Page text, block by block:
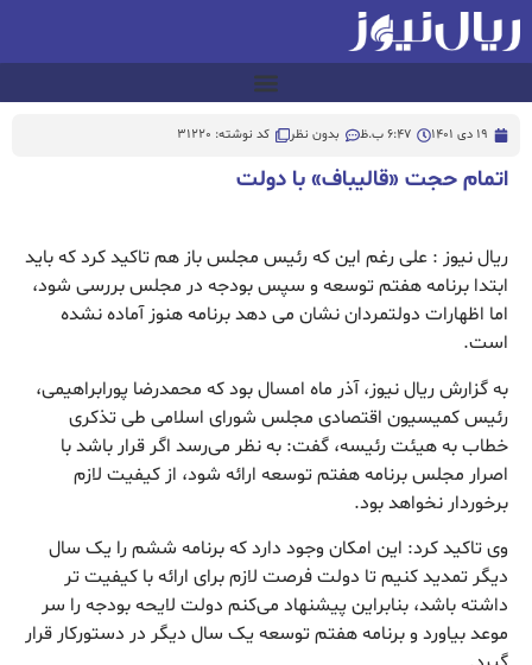
19 دی 1401 6:47 ب.ظ بدون نظر کد نوشته: 31220
اتمام حجت «قالیباف» با دولت
ریال نیوز : علی رغم این که رئیس مجلس باز هم تاکید کرد که باید
ابتدا برنامه هفتم توسعه و سپس بودجه در مجلس بررسی شود،
اما اظهارات دولتمردان نشان می دهد برنامه هنوز آماده نشده
است.
به گزارش ریال نیوز، آذر ماه امسال بود که محمدرضا پورابراهیمی،
رئیس کمیسیون اقتصادی مجلس شورای اسلامی طی تذکری
خطاب به هیئت رئیسه، گفت: به نظر می‌رسد اگر قرار باشد با
اصرار مجلس برنامه هفتم توسعه ارائه شود، از کیفیت لازم
برخوردار نخواهد بود.
وی تاکید کرد: این امکان وجود دارد که برنامه ششم را یک سال
دیگر تمدید کنیم تا دولت فرصت لازم برای ارائه با کیفیت تر
داشته باشد، بنابراین پیشنهاد می‌کنم دولت لایحه بودجه را سر
موعد بیاورد و برنامه هفتم توسعه یک سال دیگر در دستورکار قرار